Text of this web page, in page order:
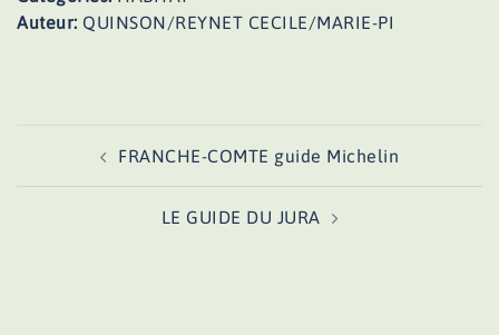
Auteur: QUINSON/REYNET CECILE/MARIE-PI
d’articleFRANCHE-COMTE guide Michelin
LE GUIDE DU JURA